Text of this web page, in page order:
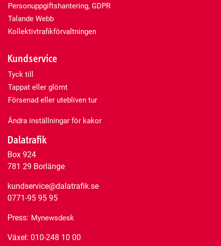
Personuppgiftshantering, GDPR
Talande Webb
Kollektivtrafikförvaltningen
Kundservice
Tyck till
Tappat eller glömt
Försenad eller utebliven tur
Ändra inställningar för kakor
Dalatrafik
Box 924
781 29 Borlänge
kundservice@dalatrafik.se
0771-95 95 95
Press: Mynewsdesk
Växel: 010-248 10 00